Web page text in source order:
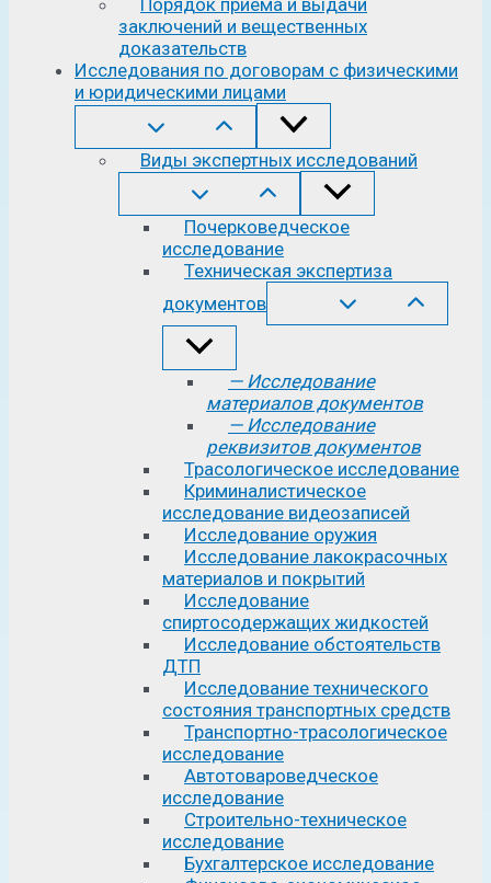
Порядок приема и выдачи
заключений и вещественных
доказательств
Исследования по договорам с физическими
и юридическими лицами
Виды экспертных исследований
Почерковедческое
исследование
Техническая экспертиза
документов
— Исследование
материалов документов
— Исследование
реквизитов документов
Трасологическое исследование
Криминалистическое
исследование видеозаписей
Исследование оружия
Исследование лакокрасочных
материалов и покрытий
Исследование
спиртосодержащих жидкостей
Исследование обстоятельств
ДТП
Исследование технического
состояния транспортных средств
Транспортно-трасологическое
исследование
Автотовароведческое
исследование
Строительно-техническое
исследование
Бухгалтерское исследование